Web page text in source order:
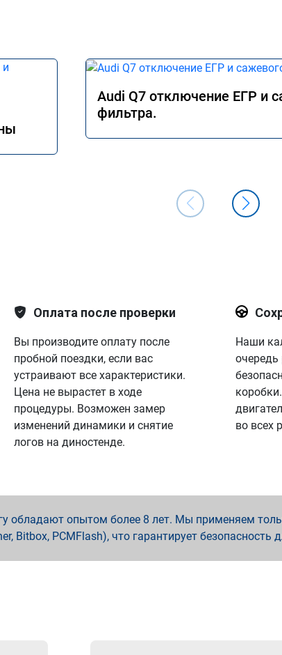
Audi Q7 отключение ЕГР и
фильтра.
Оплата после проверки
Вы производите оплату после
пробной поездки, если вас
устраивают все характеристики.
Цена не вырастет в ходе
процедуры. Возможен замер
изменений динамики и снятие
логов на диностенде.
Наши
очередь
во всех
обладают опытом более 8 лет. Мы применяем
Bitbox, PCMFlash), что гарантирует безопасность